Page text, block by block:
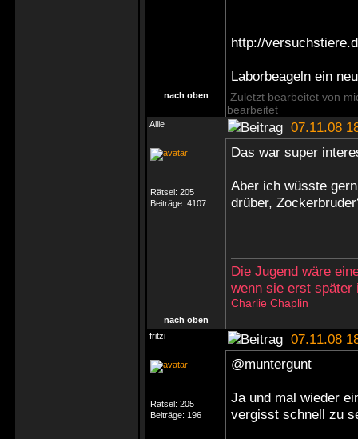
http://
Laborbeageln ein
nach oben
Zuletzt bearbeitet von
bearbeitet
Allie 07.11.08
Rätsel: 205
Beiträge: 4107
Das war super
Aber ich wüsste
drüber,
Die Jugend wäre
wenn sie erst später
Charlie Chaplin
nach oben
fritzi
07.11.08
Rätsel: 205
Beiträge: 196
@muntergunt
Ja und mal wieder
vergisst schnell zu